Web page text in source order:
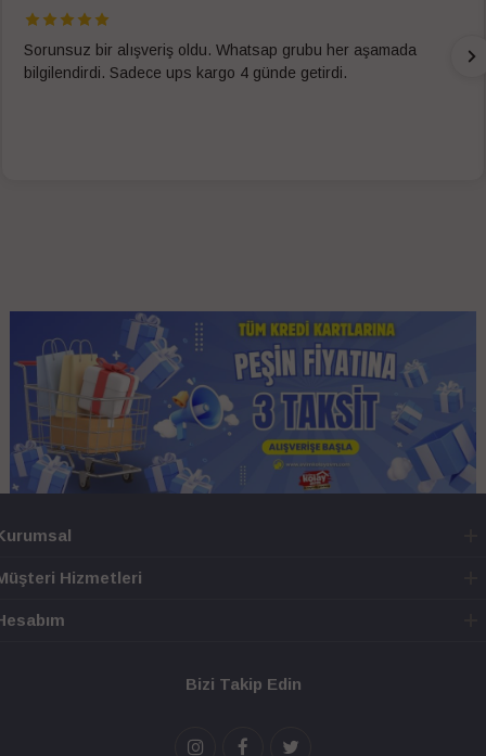
Sorunsuz bir alışveriş oldu. Whatsap grubu her aşamada
bilgilendirdi. Sadece ups kargo 4 günde getirdi.
Hizmetleri
Bizi Takip Edin